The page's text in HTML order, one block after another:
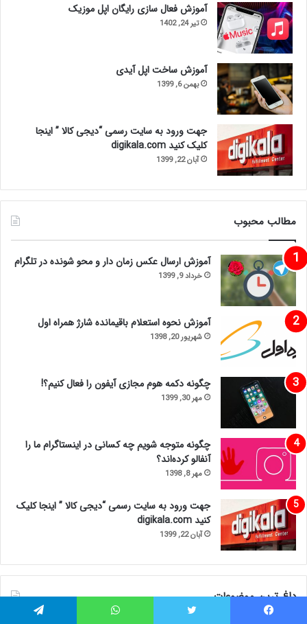
آموزش فعال سازی رایگان اپل موزیک
تیر 24, 1402
آموزش ساخت اپل آیدی
بهمن 6, 1399
جهت ورود به سایت رسمی “دیجی کالا ” اینجا
کلیک کنید digikala.com
آبان 22, 1399
مطالب محبوب
آموزش ارسال عکس زمان دار و محو شونده در تلگرام
خرداد 9, 1399
آموزش نحوه استعلام باقیمانده شارژ همراه اول
شهریور 20, 1398
چگونه دکمه هوم مجازی آیفون را فعال کنیم؟!
مهر 30, 1399
چگونه متوجه شویم چه کسانی در اینستاگرام ما را
آنفالو کرده‌اند؟
مهر 8, 1398
جهت ورود به سایت رسمی “دیجی کالا ” اینجا کلیک
کنید digikala.com
آبان 22, 1399
داغ ترین موضوعات